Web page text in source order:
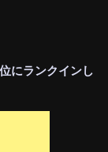
にランクインし